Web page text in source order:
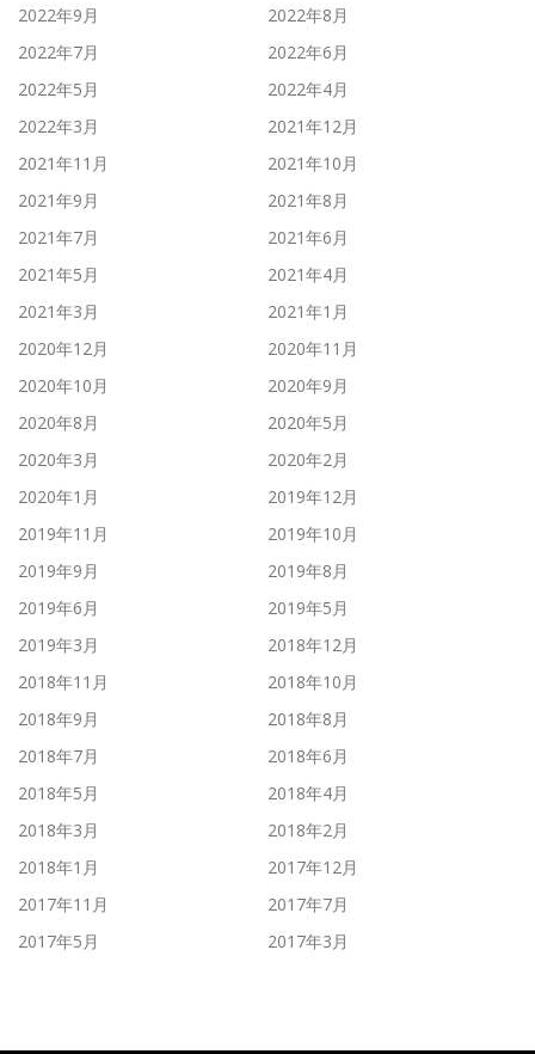
2022年9月
2022年8月
2022年7月
2022年6月
2022年5月
2022年4月
2022年3月
2021年12月
2021年11月
2021年10月
2021年9月
2021年8月
2021年7月
2021年6月
2021年5月
2021年4月
2021年3月
2021年1月
2020年12月
2020年11月
2020年10月
2020年9月
2020年8月
2020年5月
2020年3月
2020年2月
2020年1月
2019年12月
2019年11月
2019年10月
2019年9月
2019年8月
2019年6月
2019年5月
2019年3月
2018年12月
2018年11月
2018年10月
2018年9月
2018年8月
2018年7月
2018年6月
2018年5月
2018年4月
2018年3月
2018年2月
2018年1月
2017年12月
2017年11月
2017年7月
2017年5月
2017年3月